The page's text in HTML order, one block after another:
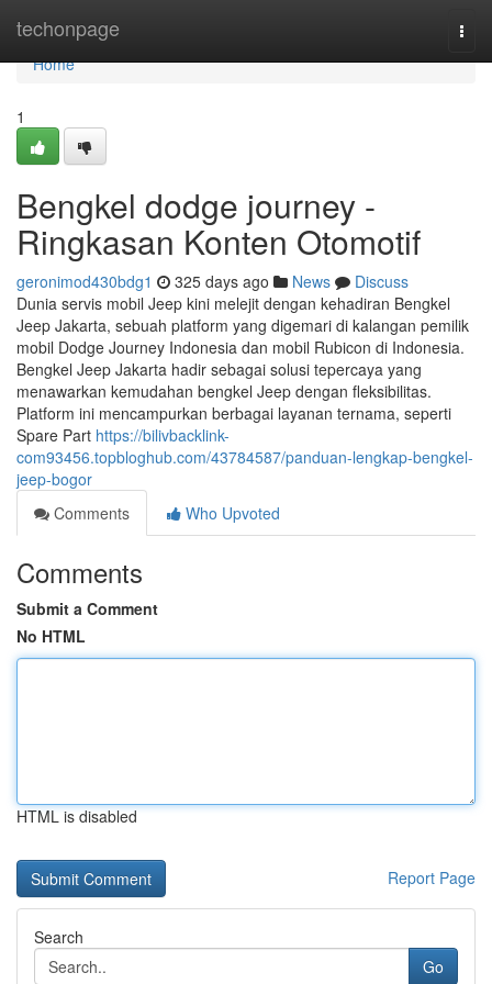
techonpage
Home
Home
1
Bengkel dodge journey -
Ringkasan Konten Otomotif
geronimod430bdg1 325 days ago News
Discuss
Dunia servis mobil Jeep kini melejit dengan kehadiran Bengkel
Jeep Jakarta, sebuah platform yang digemari di kalangan pemilik
mobil Dodge Journey Indonesia dan mobil Rubicon di Indonesia.
Bengkel Jeep Jakarta hadir sebagai solusi tepercaya yang
menawarkan kemudahan bengkel Jeep dengan fleksibilitas.
Platform ini mencampurkan berbagai layanan ternama, seperti
Spare Part https://bilivbacklink-
com93456.topbloghub.com/43784587/panduan-lengkap-bengkel-
jeep-bogor
Comments
Who Upvoted
Comments
Submit a Comment
No HTML
HTML is disabled
Report Page
Search
Go